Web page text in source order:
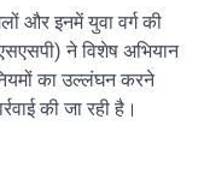
और इनमें युवा वर्ग की
ने विशेष अभियान
का उल्लंघन करने
की जा रही है।